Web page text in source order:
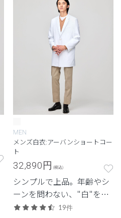
MEN
メンズ白衣:アーバンショートコー
ト
32,890円 (税込)
シンプルで上品。年齢やシ
ーンを問わない、"白"を追
求したクラシコの定番モデ
19件